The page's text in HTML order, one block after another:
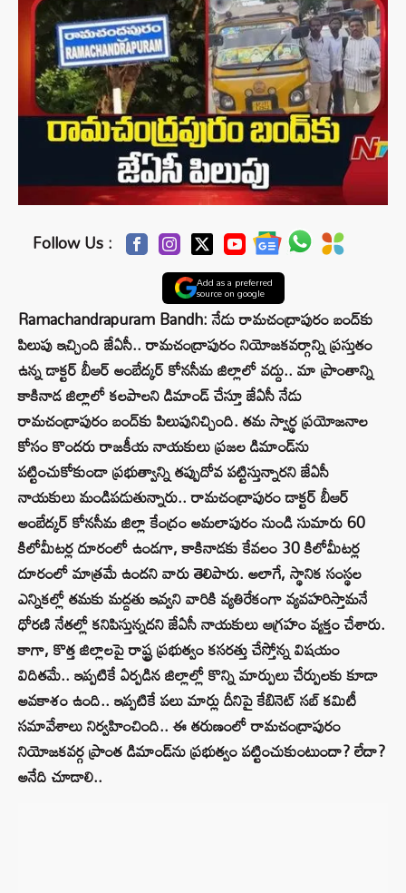
Follow Us :
Add as a preferred
source on google
Ramachandrapuram Bandh: నేడు రామచంద్రాపురం బంద్‌కు
పిలుపు ఇచ్చింది జేఏసీ.. రామచంద్రాపురం నియోజకవర్గాన్ని ప్రస్తుతం
ఉన్న డాక్టర్‌ బీఆర్‌ అంబేద్కర్‌ కోనసీమ జిల్లాలో వద్దు.. మా ప్రాంతాన్ని
కాకినాడ జిల్లాలో కలపాలని డిమాండ్ చేస్తూ జేఏసీ నేడు
రామచంద్రాపురం బంద్‌కు పిలుపునిచ్చింది. తమ స్వార్థ ప్రయోజనాల
కోసం కొందరు రాజకీయ నాయకులు ప్రజల డిమాండ్‌ను
పట్టించుకోకుండా ప్రభుత్వాన్ని తప్పుదోవ పట్టిస్తున్నారని జేఏసీ
నాయకులు మండిపడుతున్నారు.. రామచంద్రాపురం డాక్టర్‌ బీఆర్‌
అంబేద్కర్‌ కోనసీమ జిల్లా కేంద్రం అమలాపురం నుండి సుమారు 60
కిలోమీటర్ల దూరంలో ఉండగా, కాకినాడకు కేవలం 30 కిలోమీటర్ల
దూరంలో మాత్రమే ఉందని వారు తెలిపారు. అలాగే, స్థానిక సంస్థల
ఎన్నికల్లో తమకు మద్దతు ఇవ్వని వారికి వ్యతిరేకంగా వ్యవహరిస్తామనే
ధోరణి నేతల్లో కనిపిస్తున్నదని జేఏసీ నాయకులు ఆగ్రహం వ్యక్తం చేశారు.
కాగా, కొత్త జిల్లాలపై రాష్ట్ర ప్రభుత్వం కసరత్తు చేస్తోన్న విషయం
విదితమే.. ఇప్పటికే ఏర్పడిన జిల్లాల్లో కొన్ని మార్పులు చేర్పులకు కూడా
అవకాశం ఉంది.. ఇప్పటికే పలు మార్లు దీనిపై కేబినెట్‌ సబ్‌ కమిటీ
సమావేశాలు నిర్వహించింది.. ఈ తరుణంలో రామచంద్రాపురం
నియోజకవర్గ ప్రాంత డిమాండ్‌ను ప్రభుత్వం పట్టించుకుంటుందా? లేదా?
అనేది చూడాలి..